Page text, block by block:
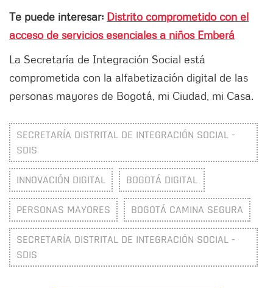
Te puede interesar: Distrito comprometido con el
acceso de servicios esenciales a niños Emberá
La Secretaría de Integración Social está
comprometida con la alfabetización digital de las
personas mayores de Bogotá, mi Ciudad, mi Casa.
SECRETARÍA DISTRITAL DE INTEGRACIÓN SOCIAL -
SDIS
INNOVACIÓN DIGITAL BOGOTÁ DIGITAL
PERSONAS MAYORES BOGOTÁ CAMINA SEGURA
SECRETARÍA DISTRITAL DE INTEGRACIÓN SOCIAL -
SDIS